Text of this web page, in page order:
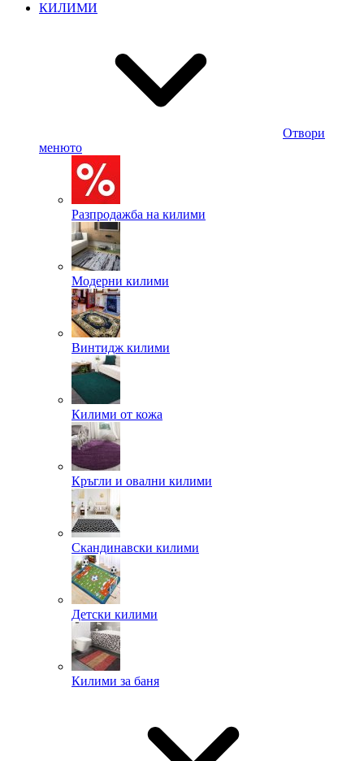
КИЛИМИ
Отвори
менюто
Разпродажба на килими
Модерни килими
Винтидж килими
Килими от кожа
Кръгли и овални килими
Скандинавски килими
Детски килими
Килими за баня